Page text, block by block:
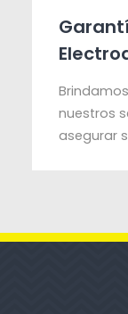
nuestros
asegurar